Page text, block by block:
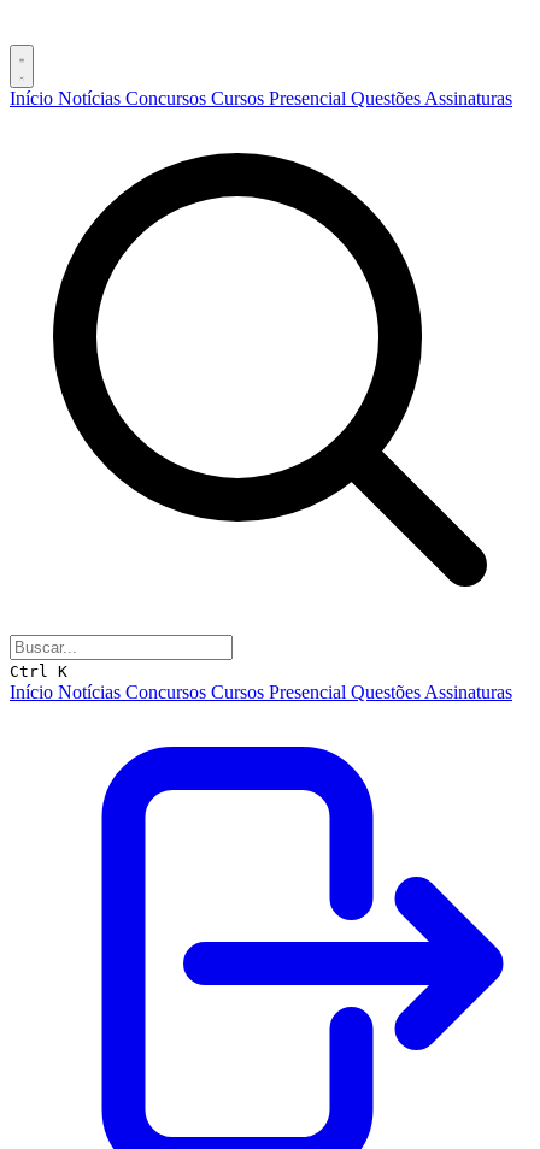
Início Notícias Concursos Cursos Presencial Questões Assinaturas
Ctrl K
Início Notícias Concursos Cursos Presencial Questões Assinaturas